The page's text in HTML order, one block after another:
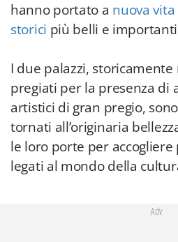
hanno portato a nuova
storici più belli e
I due palazzi,
pregiati per la presenza di
artistici di gran pregio,
tornati all’originaria
le loro porte per
legati al mondo della
Adv